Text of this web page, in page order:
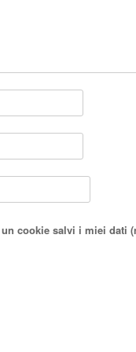
cookie salvi i miei dati